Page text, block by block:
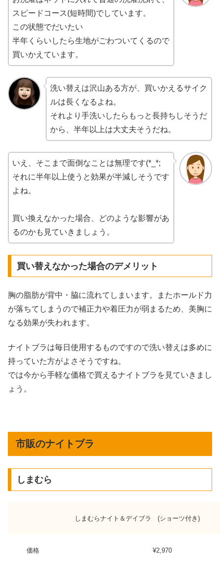
スピードコース(短時間)でしています。
この状態でだいたい
半年くらいしたら生地がごわついてくるので
買いかえています。
洗い替えは沢山ある方が、買いかえるサイク
ルは長くなるよね。
それより手洗いしたらもっと長持ちしそうだ
から、半年以上は大丈夫そうだね。
いえ、そこまで面倒なことは無理です(*_*;
それに半年以上使うと効果が半減しそうです
よね。
買い換えなかった場合、どのような影響があ
るのかも見ていきましょう。
買い替えなかった場合のデメリット
胸の脂肪が背中・脇に流れてしまいます。またホールド力
が落ちてしまうので補正力や着圧力が弱まるため、美胸に
なる効果が失われます。
ナイトブラは毎日使用するものですので洗い替えは多めに
持っていた方がよさそうですね。
では今から手軽な価格で買えるナイトブラを見ていきまし
ょう。
市販のナイトブラ
しまむら
しまむらナイト＆デイブラ (ショーツ付き)
価格 ¥2,970